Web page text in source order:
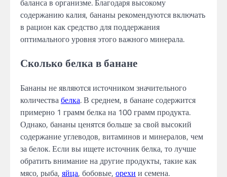
содержанию калия, бананы рекомендуются включать
в рацион как средство для поддержания
оптимального уровня этого важного минерала.
Сколько белка в банане
Бананы не являются источником значительного
количествабелка. В среднем, в банане содержится
примерно 1 грамм белка на 100 грамм продукта.
Однако, бананы ценятся больше за свой высокий
содержание углеводов, витаминов и минералов, чем
за белок. Если вы ищете источник белка, то лучше
обратить внимание на другие продукты, такие как
мясо, рыба, яйца, бобовые, орехи и семена.